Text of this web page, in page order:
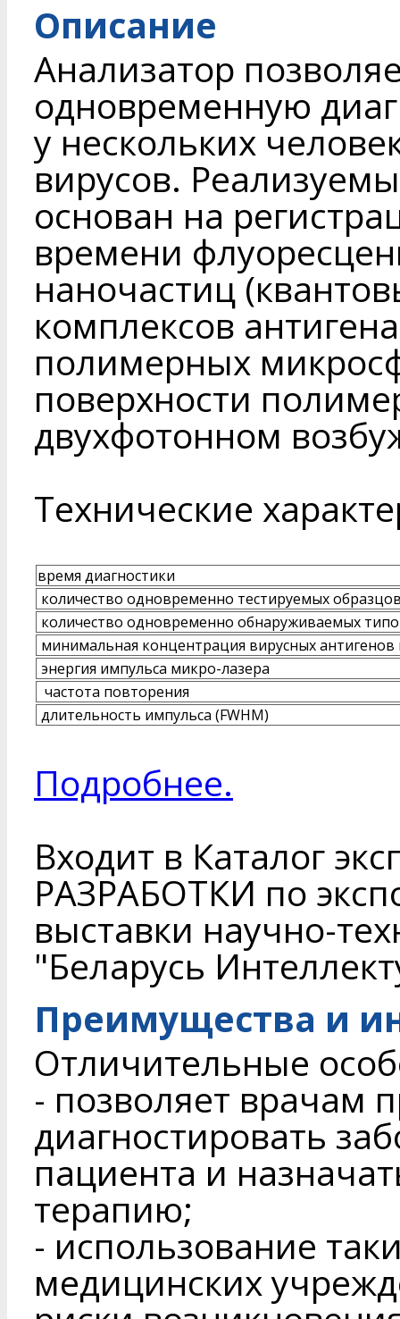
Описание
Анализатор
одновременную
у нескольких
вирусов.
основан на
времени
наночастиц
комплексов
полимерных
поверхности
двухфотонном
Технические
время диагностики
количество одновременно тестируемых
количество одновременно обнаруживаемых
минимальная концентрация вирусных антигенов
энергия импульса микро-лазера
частота повторения
длительность импульса (FWHM)
Подробнее.
Входит в Каталог
РАЗРАБОТКИ по
выставки научно-
"Беларусь
Преимущества и
Отличительные
- позволяет врачам
диагностировать
пациента и
терапию;
- использование
медицинских